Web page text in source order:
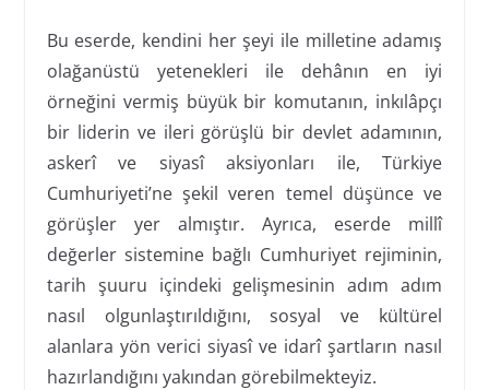
Bu eserde, kendini her şeyi ile milletine adamış
olağanüstü yetenekleri ile dehânın en iyi
örneğini vermiş büyük bir komutanın, inkılâpçı
bir liderin ve ileri görüşlü bir devlet adamının,
askerî ve siyasî aksiyonları ile, Türkiye
Cumhuriyeti’ne şekil veren temel düşünce ve
görüşler yer almıştır. Ayrıca, eserde millî
değerler sistemine bağlı Cumhuriyet rejiminin,
tarih şuuru içindeki gelişmesinin adım adım
nasıl olgunlaştırıldığını, sosyal ve kültürel
alanlara yön verici siyasî ve idarî şartların nasıl
hazırlandığını yakından görebilmekteyiz.